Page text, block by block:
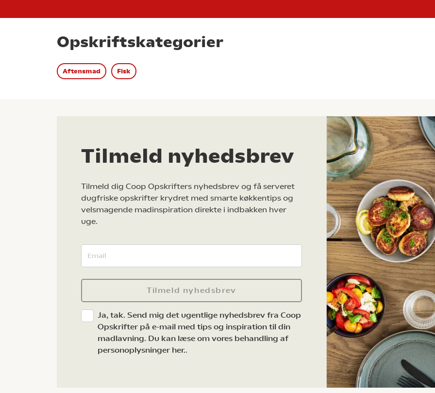
Opskriftskategorier
Aftensmad Fisk
Tilmeld nyhedsbrev
Tilmeld dig Coop Opskrifters nyhedsbrev og få serveret
dugfriske opskrifter krydret med smarte køkkentips og
velsmagende madinspiration direkte i indbakken hver
uge.
Tilmeld nyhedsbrev
Ja, tak. Send mig det ugentlige nyhedsbrev fra Coop
Opskrifter på e-mail med tips og inspiration til din
madlavning. Du kan læse om vores behandling af
personoplysninger her..